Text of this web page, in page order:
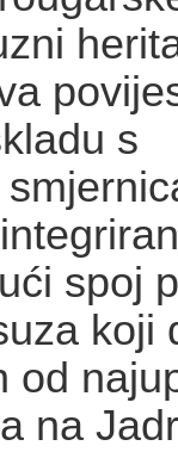
s
spoj
koji
od
na